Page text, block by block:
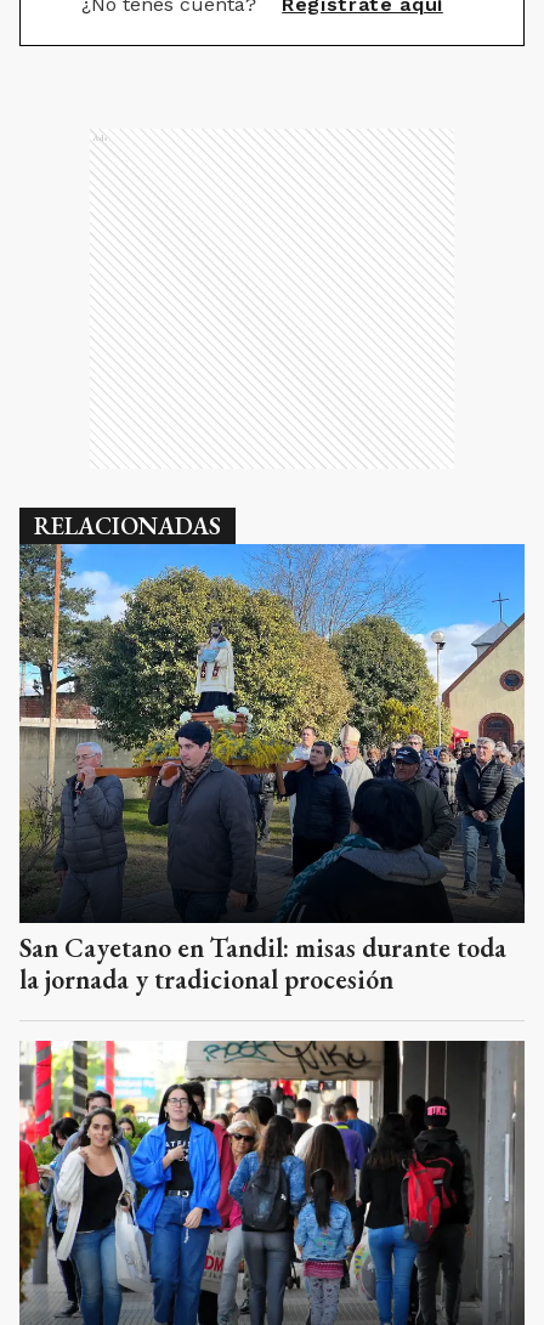
Ads
RELACIONADAS
San Cayetano en Tandil: misas durante toda
la jornada y tradicional procesión